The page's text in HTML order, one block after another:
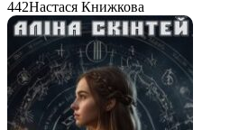
442Настася Книжкова